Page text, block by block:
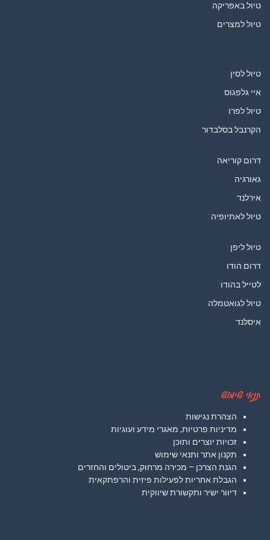
טיול באפריקה
טיול למצרים
טיול לסין
איי גלפגוס
טיול לפרו
הקרנבל בסלבדור
דרום קוריאה
גאורגיה
אירלנד
טיול לאתיופיה
טיול ליפן
דרום הודו
לטייל בהודו
טיול לגואטמלה
איסלנד
תנאי שימוש
הצהרת נגישות
מדיניות פרטיות, מאגרי מידע ועוגיות
זכויות יוצרים ותוכן
תקנון אתר ותנאי שימוש
הגנת הצרכן – מכירה מרחוק, ביטולים והחזרים
הגבלת אחריות לפעילות פיזית והרפתקאית
דיוור ישיר ותקשורת שיווקית